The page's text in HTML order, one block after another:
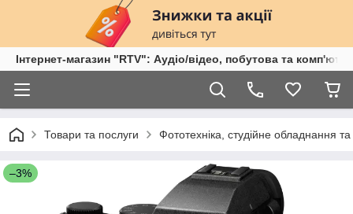
Інтернет-магазин "RTV": Аудіо/відео, побутова та
Товари та послуги Фототехніка, студійне обладнання
–3%